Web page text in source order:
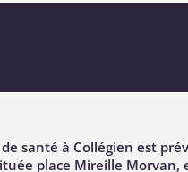
santé à Collégien est
place Mireille